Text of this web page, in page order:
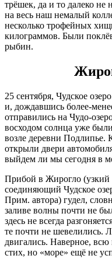
трёшек, да и то далеко
на весь наш немалый
несколько трофейных
килограммов. Были
рыбин.
25 сентября, Чудское
и, дождавшись более-
отправились на Чудо-
восходом солнца уже были
возле деревни Подлипье.
открыли двери
выйдем ли мы сегодня в
Прибой в Жирогло (узкий
соединяющий Чудское
Прим. автора) гудел,
заливе волны почти не
здесь не всегда
те почти не шевелились.
двигались. Наверное,
стих, но «море» ещё не